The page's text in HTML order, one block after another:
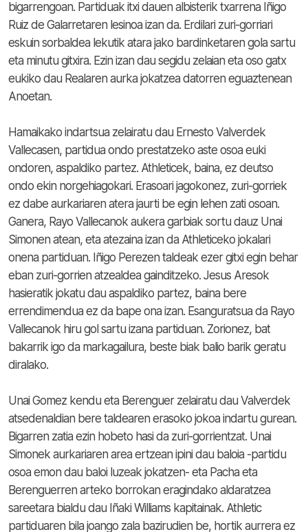
bigarrengoan. Partiduak itxi dauen albisterik txarrena Iñigo
Ruiz de Galarretaren lesinoa izan da. Erdilari zuri-gorriari
eskuin sorbaldea lekutik atara jako bardinketaren gola sartu
eta minutu gitxira. Ezin izan dau segidu zelaian eta oso gatx
eukiko dau Realaren aurka jokatzea datorren eguaztenean
Anoetan.
Hamaikako indartsua zelairatu dau Ernesto Valverdek
Vallecasen, partidua ondo prestatzeko aste osoa euki
ondoren, aspaldiko partez. Athleticek, baina, ez deutso
ondo ekin norgehiagokari. Erasoari jagokonez, zuri-gorriek
ez dabe aurkariaren atera jaurti be egin lehen zati osoan.
Ganera, Rayo Vallecanok aukera garbiak sortu dauz Unai
Simonen atean, eta atezaina izan da Athleticeko jokalari
onena partiduan. Iñigo Perezen taldeak ezer gitxi egin behar
eban zuri-gorrien atzealdea gainditzeko. Jesus Aresok
hasieratik jokatu dau aspaldiko partez, baina bere
errendimendua ez da bape ona izan. Esanguratsua da Rayo
Vallecanok hiru gol sartu izana partiduan. Zorionez, bat
bakarrik igo da markagailura, beste biak balio barik geratu
diralako.
Unai Gomez kendu eta Berenguer zelairatu dau Valverdek
atsedenaldian bere taldearen erasoko jokoa indartu gurean.
Bigarren zatia ezin hobeto hasi da zuri-gorrientzat. Unai
Simonek aurkariaren area ertzean ipini dau baloia -partidu
osoa emon dau baloi luzeak jokatzen- eta Pacha eta
Berenguerren arteko borrokan eragindako aldaratzea
sareetara bialdu dau Iñaki Williams kapitainak. Athletic
partiduaren bila joango zala bazirudien be, hortik aurrera ez